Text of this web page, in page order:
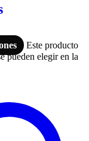
Este producto
pueden elegir en la